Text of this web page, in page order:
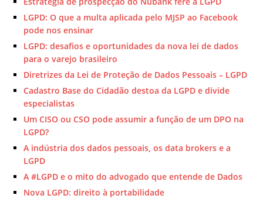
LGPD: O que a multa aplicada pelo MJSP ao Facebook
pode nos ensinar
LGPD: desafios e oportunidades da nova lei de dados
para o varejo brasileiro
Diretrizes da Lei de Proteção de Dados Pessoais – LGPD
Cadastro Base do Cidadão destoa da LGPD e divide
especialistas
Um CISO ou CSO pode assumir a função de um DPO na
LGPD?
A indústria dos dados pessoais, os data brokers e a
LGPD
A #LGPD e o mito do advogado que entende de Dados
Nova LGPD: direito à portabilidade